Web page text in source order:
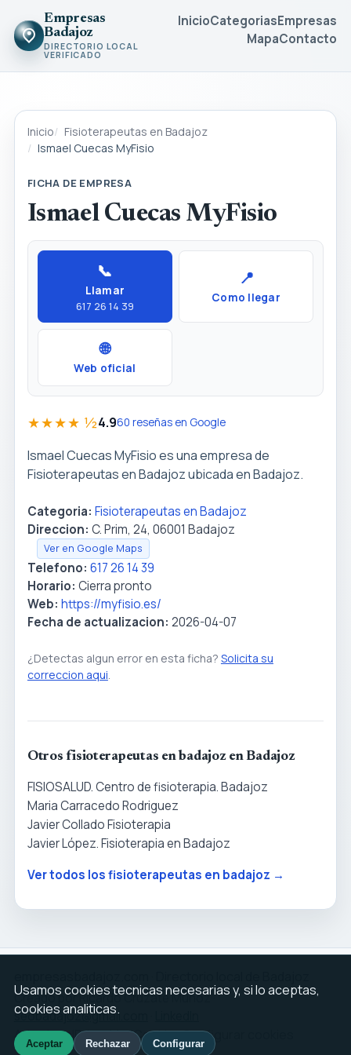
Empresas
Badajoz
DIRECTORIO LOCAL
VERIFICADO
InicioCategoriasEmpresas
MapaContacto
Inicio
Fisioterapeutas en Badajoz
Ismael Cuecas MyFisio
FICHA DE EMPRESA
Ismael Cuecas MyFisio
📞
Llamar
617 26 14 39
📍
Como llegar
🌐
Web oficial
★★★★ ½4.960 reseñas en Google
Ismael Cuecas MyFisio es una empresa de
Fisioterapeutas en Badajoz ubicada en Badajoz.
Categoria: Fisioterapeutas en Badajoz
Direccion: C. Prim, 24, 06001 Badajoz
Ver en Google Maps
Telefono: 617 26 14 39
Horario: Cierra pronto
Web: https://myfisio.es/
Fecha de actualizacion: 2026-04-07
¿Detectas algun error en esta ficha? Solicita su
correccion aqui
Otros fisioterapeutas en badajoz en Badajoz
FISIOSALUD. Centro de fisioterapia. Badajoz
Maria Carracedo Rodriguez
Javier Collado Fisioterapia
Javier López. Fisioterapia en Badajoz
Ver todos los fisioterapeutas en badajoz →
Creado por Ricardo Cruzate Muñoz ·
seobadajoz@gmail.com
Aviso legalPrivacidadCookiesConfigurar cookies
Usamos cookies tecnicas necesarias y, si lo aceptas,
cookies analiticas.
Aceptar Rechazar Configurar